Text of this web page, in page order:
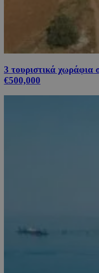
3 τουριστικά χωράφια
€500,000